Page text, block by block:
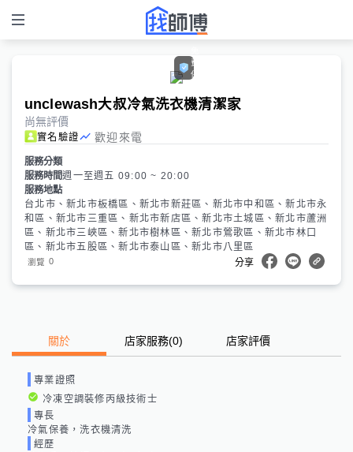
費
保
unclewash大叔冷氣洗衣機清潔家
尚無評價
實名驗證 歡迎來電
服務分類
服務時間週一至週五 09:00 ~ 20:00
服務地點
台北市、新北市板橋區、新北市新莊區、新北市中和區、新北市永
和區、新北市三重區、新北市新店區、新北市土城區、新北市蘆洲
區、新北市三峽區、新北市樹林區、新北市鶯歌區、新北市林口
區、新北市五股區、新北市泰山區、新北市八里區
瀏覽 0 分享
關於 店家服務(0) 店家評價
專業證照
冷凍空調裝修丙級技術士
專長
冷氣保養，洗衣機清洗
經歷